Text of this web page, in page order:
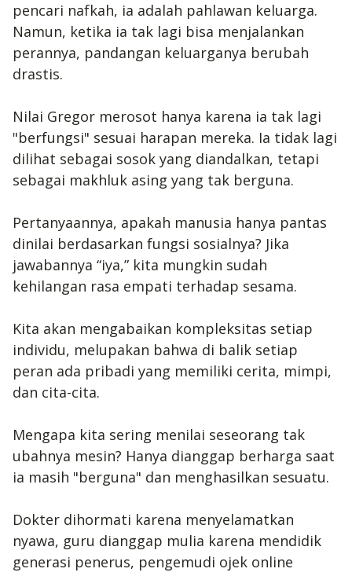
pencari nafkah, ia adalah pahlawan keluarga.
Namun, ketika ia tak lagi bisa menjalankan
perannya, pandangan keluarganya berubah
drastis.
Nilai Gregor merosot hanya karena ia tak lagi
"berfungsi" sesuai harapan mereka. Ia tidak lagi
dilihat sebagai sosok yang diandalkan, tetapi
sebagai makhluk asing yang tak berguna.
Pertanyaannya, apakah manusia hanya pantas
dinilai berdasarkan fungsi sosialnya? Jika
jawabannya “iya,” kita mungkin sudah
kehilangan rasa empati terhadap sesama.
Kita akan mengabaikan kompleksitas setiap
individu, melupakan bahwa di balik setiap
peran ada pribadi yang memiliki cerita, mimpi,
dan cita-cita.
Mengapa kita sering menilai seseorang tak
ubahnya mesin? Hanya dianggap berharga saat
ia masih "berguna" dan menghasilkan sesuatu.
Dokter dihormati karena menyelamatkan
nyawa, guru dianggap mulia karena mendidik
generasi penerus, pengemudi ojek online